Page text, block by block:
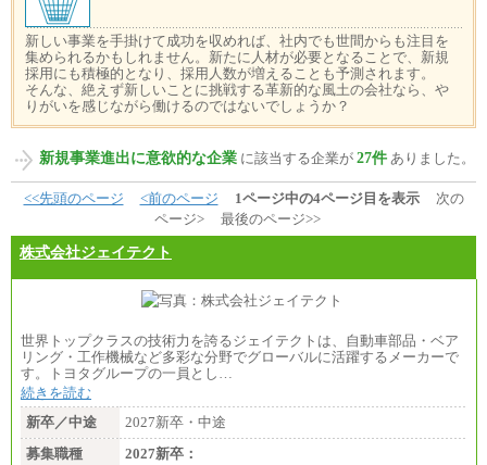
新しい事業を手掛けて成功を収めれば、社内でも世間からも注目を
集められるかもしれません。新たに人材が必要となることで、新規
採用にも積極的となり、採用人数が増えることも予測されます。
そんな、絶えず新しいことに挑戦する革新的な風土の会社なら、や
りがいを感じながら働けるのではないでしょうか？
新規事業進出に意欲的な企業 に該当する企業が 27件 ありました。
<<先頭のページ <前のページ 1ページ中の4ページ目を表示
次の
ページ>
最後のページ>>
株式会社ジェイテクト
世界トップクラスの技術力を誇るジェイテクトは、自動車部品・ベア
リング・工作機械など多彩な分野でグローバルに活躍するメーカーで
す。トヨタグループの一員とし…
続きを読む
新卒／中途
2027新卒・中途
募集職種
2027新卒：